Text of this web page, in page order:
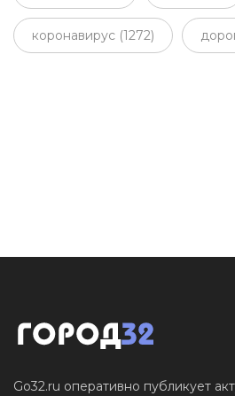
коронавирус (1272)
Go32.ru оперативно публикует